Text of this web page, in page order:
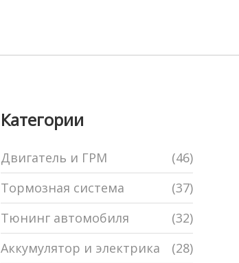
Категории
Двигатель и ГРМ
(46)
Тормозная система
(37)
Тюнинг автомобиля
(32)
Аккумулятор и электрика
(28)